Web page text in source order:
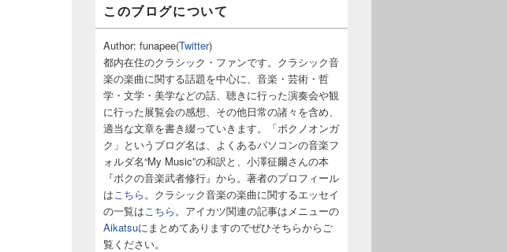
ン
サ
イ
バ
ー
ウ
ィ
ジ
エ
リ
ア
このブログについて
Author: funapee(Twitter)
都内在住のクラシック・ファンです。クラシック音
楽の楽曲に関する話題を中心に、音楽・芸術・哲
学・文学・美学などの話、聴きに行った演奏会や観
に行った展覧会の感想、その他日常の諸々を含め、
適当な文章を書き綴っていきます。「ボクノオンガ
ク」というブログ名は、よくあるパソコンの音楽フ
ォルダ名“My Music”の和訳と、小澤征爾さんの本
『ボクの音楽武者修行』から。著者のプロフィール
は こちら 。クラシック音楽の楽曲に関するエッセイ
の一覧は こちら 。アイカツ関連の記事はメニューの
Aikatsuにまとめてありますのでぜひそちらからご
覧ください。